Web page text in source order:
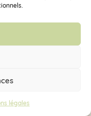
légales